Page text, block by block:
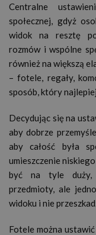
Centralne
społecznej, gdyż
widok na resztę
rozmów i wspólne
również na większą
– fotele, regały,
sposób, który
Decydując się na
aby dobrze
aby całość była
umieszczenie
być na tyle duży,
przedmioty, ale
widoku i nie
Fotele można